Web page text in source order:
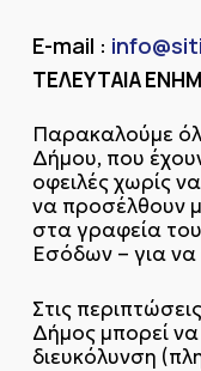
E-mail :
ΤΕΛΕΥΤΑΙΑ
Παρακαλούμε
Δήμου, που
οφειλές χωρίς
να προσέλθουν
στα γραφεία
Εσόδων – για
Στις
Δήμος μπορεί
διευκόλυνση